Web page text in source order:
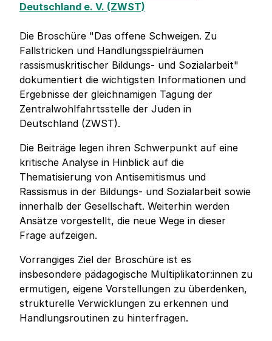
Deutschland e. V. (ZWST)
Die Broschüre "Das offene Schweigen. Zu
Fallstricken und Handlungsspielräumen
rassismuskritischer Bildungs- und Sozialarbeit"
dokumentiert die wichtigsten Informationen und
Ergebnisse der gleichnamigen Tagung der
Zentralwohlfahrtsstelle der Juden in
Deutschland (ZWST).
Die Beiträge legen ihren Schwerpunkt auf eine
kritische Analyse in Hinblick auf die
Thematisierung von Antisemitismus und
Rassismus in der Bildungs- und Sozialarbeit sowie
innerhalb der Gesellschaft. Weiterhin werden
Ansätze vorgestellt, die neue Wege in dieser
Frage aufzeigen.
Vorrangiges Ziel der Broschüre ist es
insbesondere pädagogische Multiplikator:innen zu
ermutigen, eigene Vorstellungen zu überdenken,
strukturelle Verwicklungen zu erkennen und
Handlungsroutinen zu hinterfragen.